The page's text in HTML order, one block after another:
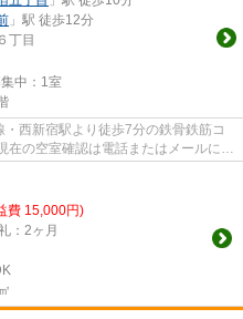
」駅 徒歩12分
６丁目
中： 1室
・西新宿駅より徒歩7分の鉄骨鉄筋コ
費 15,000円)
：2ヶ月